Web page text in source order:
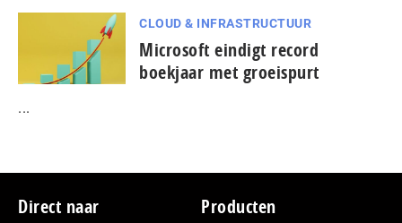
CLOUD & INFRASTRUCTUUR
Microsoft eindigt record
boekjaar met groeispurt
...
Footer
Direct naar Producten